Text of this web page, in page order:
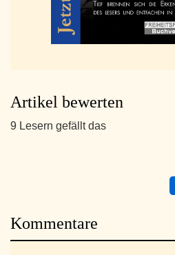
Artikel bewerten
9 Lesern gefällt das
Kommentare